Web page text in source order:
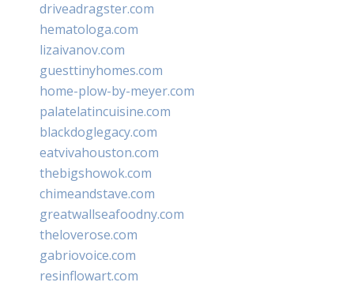
driveadragster.com
hematologa.com
lizaivanov.com
guesttinyhomes.com
home-plow-by-meyer.com
palatelatincuisine.com
blackdoglegacy.com
eatvivahouston.com
thebigshowok.com
chimeandstave.com
greatwallseafoodny.com
theloverose.com
gabriovoice.com
resinflowart.com